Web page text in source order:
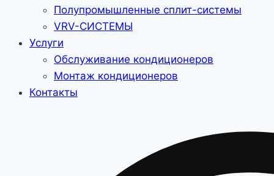
Полупромышленные сплит-системы
VRV-CИСТЕМЫ
Услуги
Обслуживание кондиционеров
Монтаж кондиционеров
Контакты